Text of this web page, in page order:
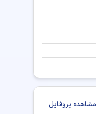
مشاهده پروفایل